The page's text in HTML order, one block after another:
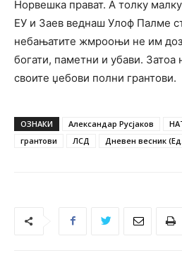
Норвешка прават. А толку
ЕУ и Заев веднаш Улоф Палме
небањатите жмрооњи не им
богати, паметни и убави. Затоа
своите џебови полни грантови.
ОЗНАКИ Александар Русјаков
грантови
ЛСД Дневен весник